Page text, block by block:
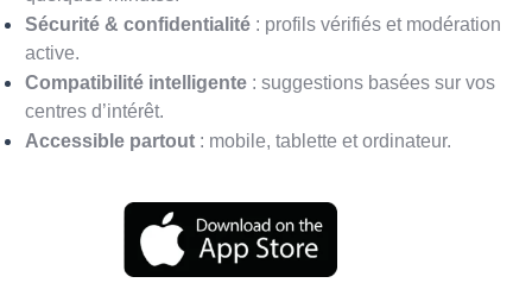
Sécurité & confidentialité : profils vérifiés et modération
active.
Compatibilité intelligente : suggestions basées sur vos
centres d’intérêt.
Accessible partout : mobile, tablette et ordinateur.